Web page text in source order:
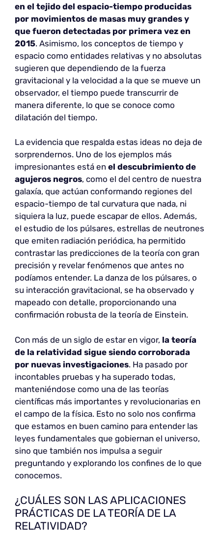
en el tejido del espacio-tiempo producidas
por movimientos de masas muy grandes y
que fueron detectadas por primera vez en
2015. Asimismo, los conceptos de tiempo y
espacio como entidades relativas y no absolutas
sugieren que dependiendo de la fuerza
gravitacional y la velocidad a la que se mueve un
observador, el tiempo puede transcurrir de
manera diferente, lo que se conoce como
dilatación del tiempo.
La evidencia que respalda estas ideas no deja de
sorprendernos. Uno de los ejemplos más
impresionantes está en el descubrimiento de
agujeros negros, como el del centro de nuestra
galaxía, que actúan conformando regiones del
espacio-tiempo de tal curvatura que nada, ni
siquiera la luz, puede escapar de ellos. Además,
el estudio de los púlsares, estrellas de neutrones
que emiten radiación periódica, ha permitido
contrastar las predicciones de la teoría con gran
precisión y revelar fenómenos que antes no
podíamos entender. La danza de los púlsares, o
su interacción gravitacional, se ha observado y
mapeado con detalle, proporcionando una
confirmación robusta de la teoría de Einstein.
Con más de un siglo de estar en vigor, la teoría
de la relatividad sigue siendo corroborada
por nuevas investigaciones. Ha pasado por
incontables pruebas y ha superado todas,
manteniéndose como una de las teorías
científicas más importantes y revolucionarias en
el campo de la física. Esto no solo nos confirma
que estamos en buen camino para entender las
leyes fundamentales que gobiernan el universo,
sino que también nos impulsa a seguir
preguntando y explorando los confines de lo que
conocemos.
¿CUÁLES SON LAS APLICACIONES
PRÁCTICAS DE LA TEORÍA DE LA
RELATIVIDAD?